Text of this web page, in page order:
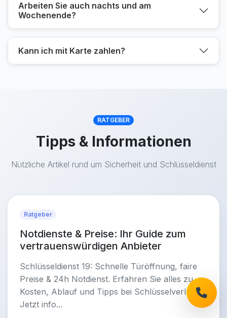
Arbeiten Sie auch nachts und am
Wochenende?
Kann ich mit Karte zahlen?
RATGEBER
Tipps & Informationen
Nützliche Artikel rund um Sicherheit und Schlüsseldienst
Ratgeber
Notdienste & Preise: Ihr Guide zum
vertrauenswürdigen Anbieter
Schlüsseldienst 19: Schnelle Türöffnung, faire
Preise & 24h Notdienst. Erfahren Sie alles zu
Kosten, Ablauf und Tipps bei Schlüsselverlust.
Jetzt info...